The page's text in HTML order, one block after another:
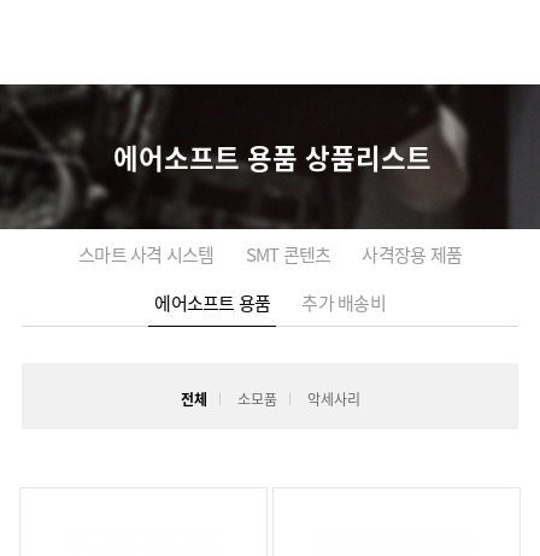
에어소프트 용품 상품리스트
스마트 사격 시스템 SMT 콘텐츠
사격장용 제품
에어소프트 용품
추가 배송비
전체 소모품 악세사리